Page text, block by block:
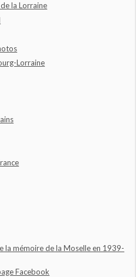
la Lorraine
Lorraine
la mémoire de la Moselle en 1939-
Facebook